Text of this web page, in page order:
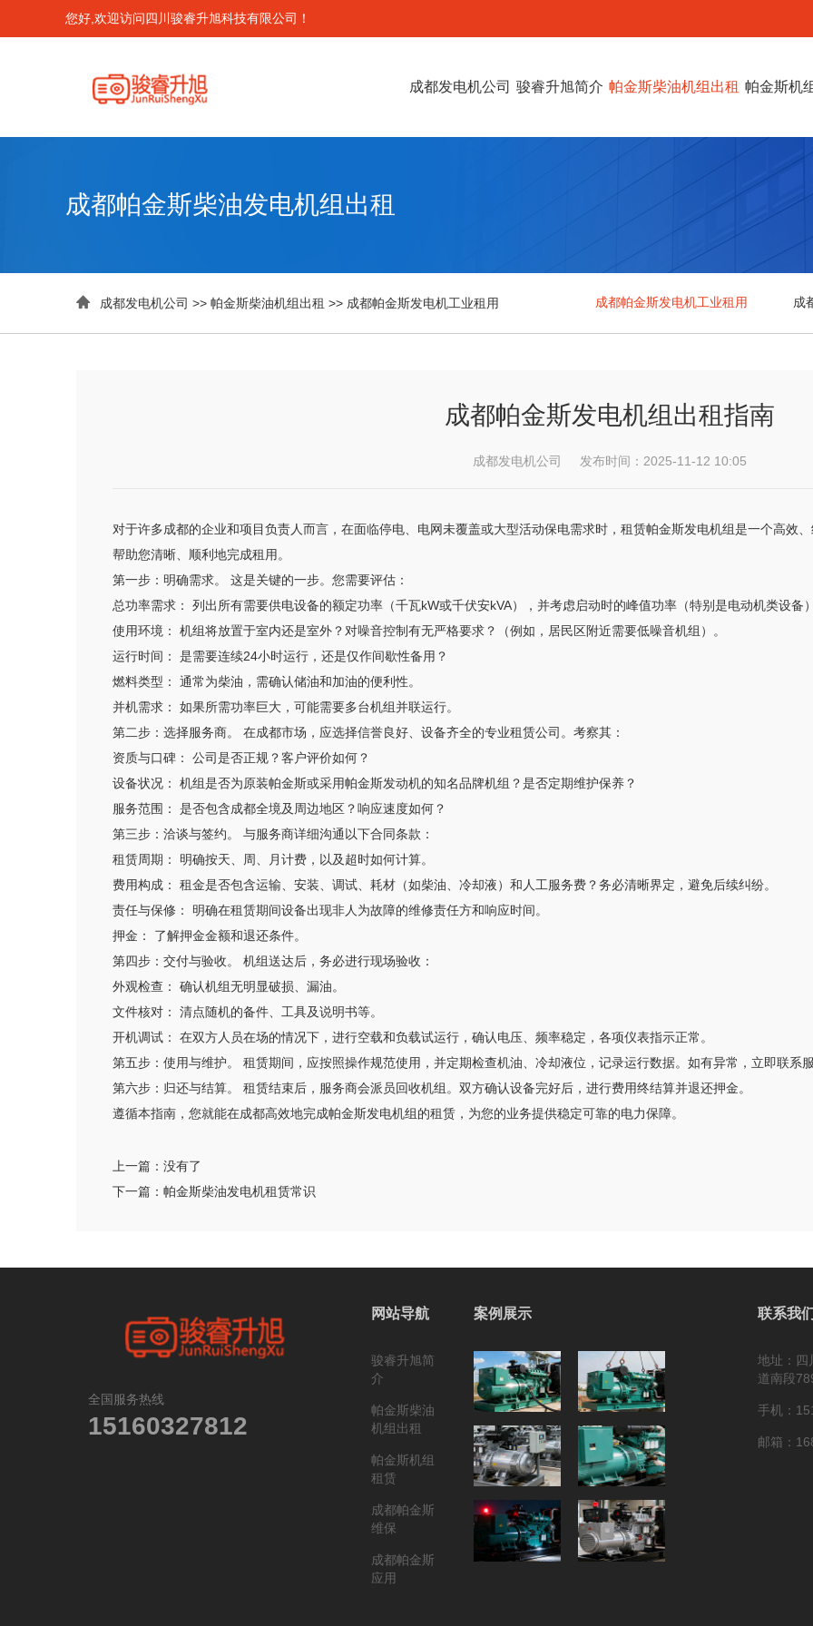
您好,欢迎访问四川骏睿升旭科技有限公司！
成都发电机公司 骏睿升旭简介 帕金斯柴油机组出租 帕金斯机
成都帕金斯柴油发电机组出租
 成都发电机公司 >> 帕金斯柴油机组出租 >> 成都帕金斯发电机工业租用 成都帕金斯发电机工业租用 成
成都帕金斯发电机组出租指南
成都发电机公司 发布时间：2025-11-12 10:05
对于许多成都的企业和项目负责人而言，在面临停电、电网未覆盖或大型活动保电需求时，租赁帕金斯发电机组是一个高效
帮助您清晰、顺利地完成租用。
第一步：明确需求。 这是关键的一步。您需要评估：
总功率需求： 列出所有需要供电设备的额定功率（千瓦kW或千伏安kVA），并考虑启动时的峰值功率（特别是电动机类设备
使用环境： 机组将放置于室内还是室外？对噪音控制有无严格要求？（例如，居民区附近需要低噪音机组）。
运行时间： 是需要连续24小时运行，还是仅作间歇性备用？
燃料类型： 通常为柴油，需确认储油和加油的便利性。
并机需求： 如果所需功率巨大，可能需要多台机组并联运行。
第二步：选择服务商。 在成都市场，应选择信誉良好、设备齐全的专业租赁公司。考察其：
资质与口碑： 公司是否正规？客户评价如何？
设备状况： 机组是否为原装帕金斯或采用帕金斯发动机的知名品牌机组？是否定期维护保养？
服务范围： 是否包含成都全境及周边地区？响应速度如何？
第三步：洽谈与签约。 与服务商详细沟通以下合同条款：
租赁周期： 明确按天、周、月计费，以及超时如何计算。
费用构成： 租金是否包含运输、安装、调试、耗材（如柴油、冷却液）和人工服务费？务必清晰界定，避免后续纠纷。
责任与保修： 明确在租赁期间设备出现非人为故障的维修责任方和响应时间。
押金： 了解押金金额和退还条件。
第四步：交付与验收。 机组送达后，务必进行现场验收：
外观检查： 确认机组无明显破损、漏油。
文件核对： 清点随机的备件、工具及说明书等。
开机调试： 在双方人员在场的情况下，进行空载和负载试运行，确认电压、频率稳定，各项仪表指示正常。
第五步：使用与维护。 租赁期间，应按照操作规范使用，并定期检查机油、冷却液位，记录运行数据。如有异常，立即联系
第六步：归还与结算。 租赁结束后，服务商会派员回收机组。双方确认设备完好后，进行费用终结算并退还押金。
遵循本指南，您就能在成都高效地完成帕金斯发电机组的租赁，为您的业务提供稳定可靠的电力保障。
上一篇： 没有了
下一篇： 帕金斯柴油发电机租赁常识
全国服务热线
15160327812
网站导航
骏睿升旭简
介
帕金斯柴油
机组出租
帕金斯机组
租赁
成都帕金斯
维保
成都帕金斯
应用
案例展示 联系我
地址：四
道南段
手机：
邮箱：